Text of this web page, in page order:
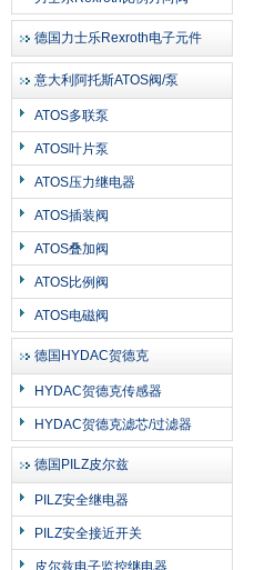
德国力士乐Rexroth电子元件
意大利阿托斯ATOS阀/泵
ATOS多联泵
ATOS叶片泵
ATOS压力继电器
ATOS插装阀
ATOS叠加阀
ATOS比例阀
ATOS电磁阀
德国HYDAC贺德克
HYDAC贺德克传感器
HYDAC贺德克滤芯/过滤器
德国PILZ皮尔兹
PILZ安全继电器
PILZ安全接近开关
皮尔兹电子监控继电器